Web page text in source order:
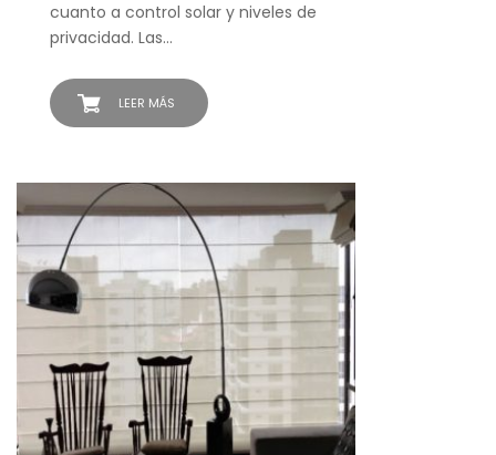
LEER MÁS
cuanto a control solar y niveles de
privacidad. Las…